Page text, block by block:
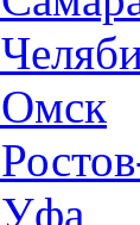
Омск
Уфа